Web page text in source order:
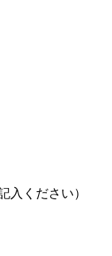
入ください）